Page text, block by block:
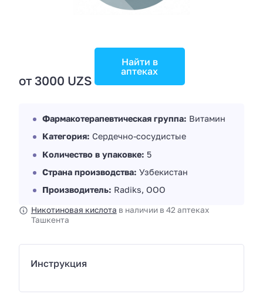
от 3000 UZS
Найти в
аптеках
Фармакотерапевтическая группа: Витамин
Категория: Сердечно-сосудистые
Количество в упаковке: 5
Страна производства: Узбекистан
Производитель: Radiks, OOO
Никотиновая кислота в наличии в 42 аптеках
Ташкента
Инструкция